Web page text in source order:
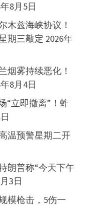
8月5日
木兹海峡协议！
期三敲定 2026年
烟雾持续恶化！
8月4日
“立即撤离”！蚱
温预警星期二开
朗普称“今天下午
3日
模枪击，5伤一